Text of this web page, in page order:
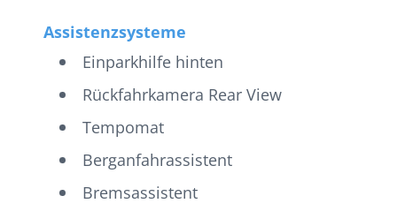
Assistenzsysteme
Einparkhilfe hinten
Rückfahrkamera Rear View
Tempomat
Berganfahrassistent
Bremsassistent